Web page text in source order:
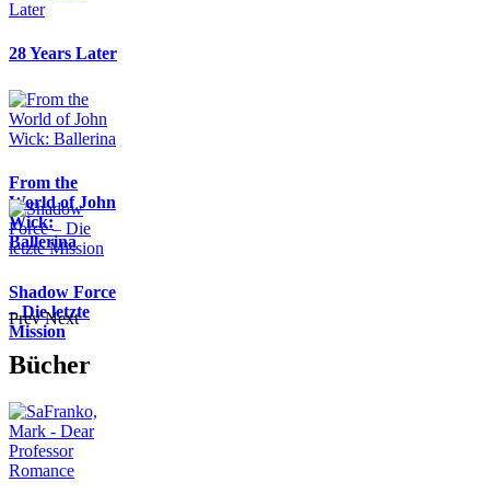
28 Years Later
From the
World of John
Wick:
Ballerina
Shadow Force
– Die letzte
Mission
Prev Next
Bücher